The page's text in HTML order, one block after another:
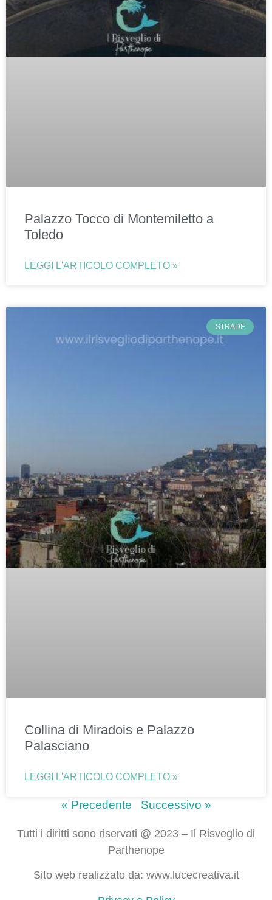
Palazzo Tocco di Montemiletto a
Toledo
LEGGI L'ARTICOLO COMPLETO »
STRADE
Collina di Miradois e Palazzo
Palasciano
LEGGI L'ARTICOLO COMPLETO »
« Precedente Successivo »
Tutti i diritti sono riservati @ 2023 – Il Risveglio di
Parthenope
Sito web realizzato da: www.lucecreativa.it